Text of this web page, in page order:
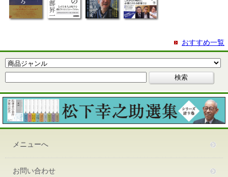
おすすめ一覧
メニューへ
お問い合わせ